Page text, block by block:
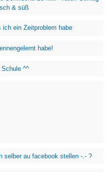
& süß
ich ein Zeitproblem habe
habe!
^^
selber au facebook stellen -.- ?